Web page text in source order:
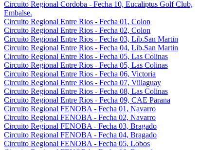
Circuito Regional Cordoba - Fecha 10, Eucaliptus Golf Club,
Embalse.
Circuito Regional Entre Rios - Fecha 01, Colon
Circuito Regional Entre Rios - Fecha 02, Colon
Circuito Regional Entre Rios - Fecha 03, Lib.San Martin
Circuito Regional Entre Rios - Fecha 04, Lib.San Martin
Circuito Regional Entre Rios - Fecha 05, Las Colinas
Circuito Regional Entre Rios - Fecha 05, Las Colinas
Circuito Regional Entre Rios - Fecha 06, Victoria
Circuito Regional Entre Rios - Fecha 07, Villaguay
Circuito Regional Entre Rios - Fecha 08, Las Colinas
Circuito Regional Entre Rios - Fecha 09, CAE Parana
Circuito Regional FENOBA - Fecha 01, Navarro
Circuito Regional FENOBA - Fecha 02, Navarro
Circuito Regional FENOBA - Fecha 03, Bragado
Circuito Regional FENOBA - Fecha 04, Bragado
Circuito Regional FENOBA - Fecha 05, Lobos